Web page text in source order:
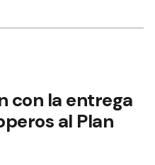
con la entrega
al Plan